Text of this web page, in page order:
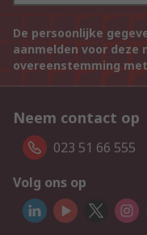
De persoonlijke
aanmelden voor
overeenstemming
Neem contact op
023 51 66 555
Volg ons op